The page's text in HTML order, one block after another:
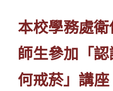
本校學務處
師生參加「
何戒菸」講座